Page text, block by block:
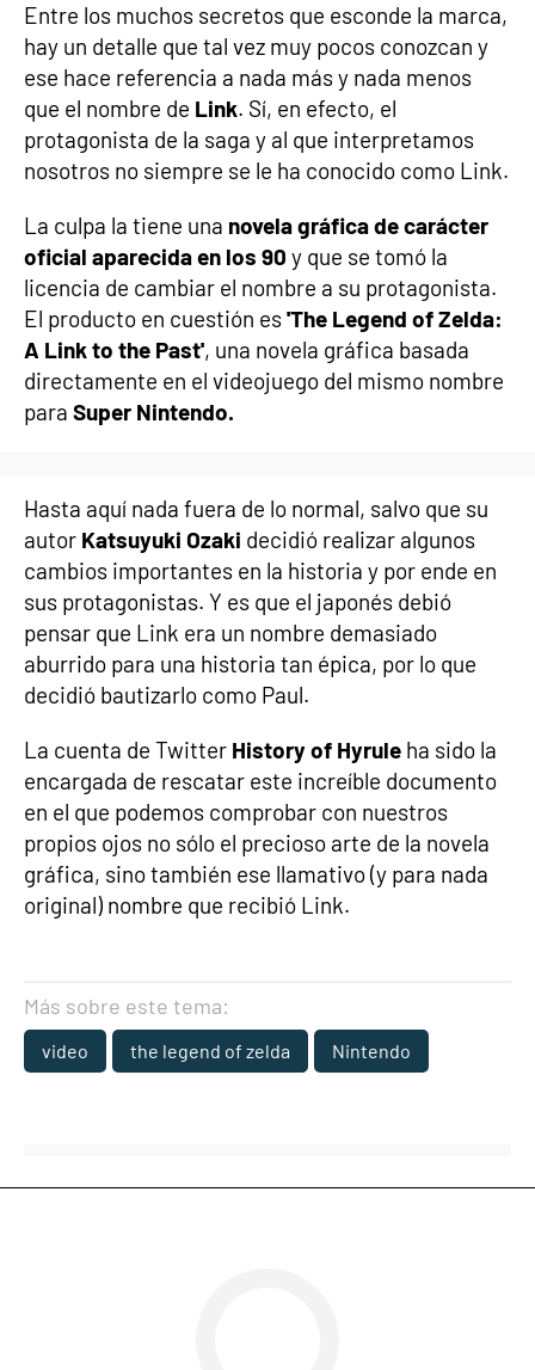
Entre los muchos secretos que esconde la marca,
hay un detalle que tal vez muy pocos conozcan y
ese hace referencia a nada más y nada menos
que el nombre de Link. Sí, en efecto, el
protagonista de la saga y al que interpretamos
nosotros no siempre se le ha conocido como Link.
La culpa la tiene una novela gráfica de carácter
oficial aparecida en los 90 y que se tomó la
licencia de cambiar el nombre a su protagonista.
El producto en cuestión es'The Legend of Zelda:
A Link to the Past', una novela gráfica basada
directamente en el videojuego del mismo nombre
para Super Nintendo.
Hasta aquí nada fuera de lo normal, salvo que su
autor Katsuyuki Ozaki decidió realizar algunos
cambios importantes en la historia y por ende en
sus protagonistas. Y es que el japonés debió
pensar que Link era un nombre demasiado
aburrido para una historia tan épica, por lo que
decidió bautizarlo como Paul.
La cuenta de Twitter History of Hyrule ha sido la
encargada de rescatar este increíble documento
en el que podemos comprobar con nuestros
propios ojos no sólo el precioso arte de la novela
gráfica, sino también ese llamativo (y para nada
original) nombre que recibió Link.
Más sobre este tema:
video the legend of zelda Nintendo